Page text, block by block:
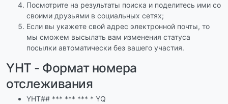
Посмотрите на результаты поиска и поделитесь ими со
своими друзьями в социальных сетях;
Если вы укажете свой адрес электронной почты, то
мы сможем высылать вам изменения статуса
посылки автоматически без вашего участия.
YHT - Формат номера
отслеживания
YHT## *** *** *** * YQ